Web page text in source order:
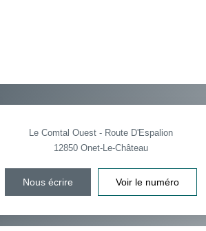
Le Comtal Ouest - Route D'Espalion
12850 Onet-Le-Château
Nous écrire Voir le numéro